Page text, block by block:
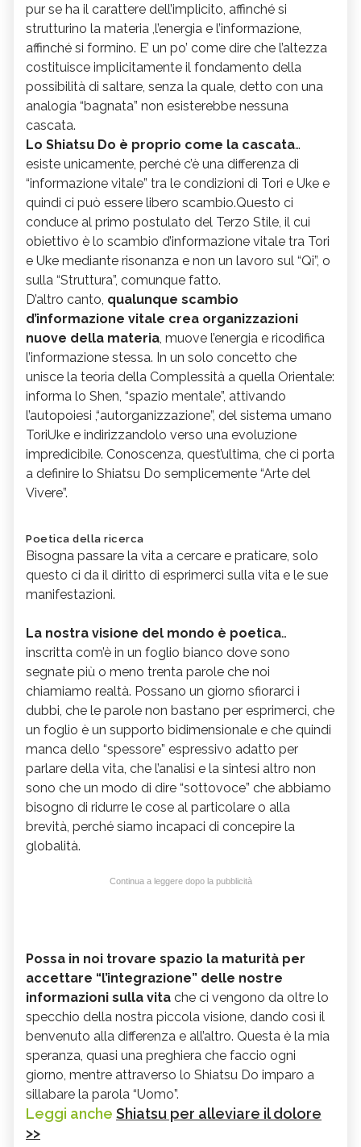
pur se ha il carattere dell’implicito, affinché si
strutturino la materia ,l’energia e l’informazione,
affinché si formino. E’ un po’ come dire che l’altezza
costituisce implicitamente il fondamento della
possibilità di saltare, senza la quale, detto con una
analogia “bagnata” non esisterebbe nessuna
cascata.
Lo Shiatsu Do è proprio come la cascata…
esiste unicamente, perché c’è una differenza di
“informazione vitale” tra le condizioni di Tori e Uke e
quindi ci può essere libero scambio.Questo ci
conduce al primo postulato del Terzo Stile, il cui
obiettivo è lo scambio d’informazione vitale tra Tori
e Uke mediante risonanza e non un lavoro sul “Qi”, o
sulla “Struttura”, comunque fatto.
D’altro canto, qualunque scambio
d’informazione vitale crea organizzazioni
nuove della materia , muove l’energia e ricodifica
l’informazione stessa. In un solo concetto che
unisce la teoria della Complessità a quella Orientale:
informa lo Shen, “spazio mentale”, attivando
l’autopoiesi ,“autorganizzazione”, del sistema umano
ToriUke e indirizzandolo verso una evoluzione
impredicibile. Conoscenza, quest’ultima, che ci porta
a definire lo Shiatsu Do semplicemente “Arte del
Vivere”.
Poetica della ricerca
Bisogna passare la vita a cercare e praticare, solo
questo ci da il diritto di esprimerci sulla vita e le sue
manifestazioni.
La nostra visione del mondo è poetica…
inscritta com’è in un foglio bianco dove sono
segnate più o meno trenta parole che noi
chiamiamo realtà. Possano un giorno sfiorarci i
dubbi, che le parole non bastano per esprimerci, che
un foglio è un supporto bidimensionale e che quindi
manca dello “spessore” espressivo adatto per
parlare della vita, che l’analisi e la sintesi altro non
sono che un modo di dire “sottovoce” che abbiamo
bisogno di ridurre le cose al particolare o alla
brevità, perché siamo incapaci di concepire la
globalità.
Continua a leggere dopo la pubblicità
Possa in noi trovare spazio la maturità per
accettare “l’integrazione” delle nostre
informazioni sulla vita che ci vengono da oltre lo
specchio della nostra piccola visione, dando così il
benvenuto alla differenza e all’altro. Questa è la mia
speranza, quasi una preghiera che faccio ogni
giorno, mentre attraverso lo Shiatsu Do imparo a
sillabare la parola “Uomo”.
Leggi anche Shiatsu per alleviare il dolore
>>